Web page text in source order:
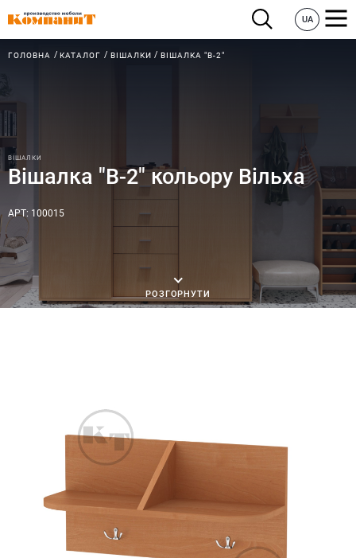
UA
ГОЛОВНА КАТАЛОГ ВІШАЛКИ ВІШАЛКА "В-2"
ВІШАЛКИ
Вішалка "В-2" кольору Вільха
АРТ: 100015
РОЗГОРНУТИ